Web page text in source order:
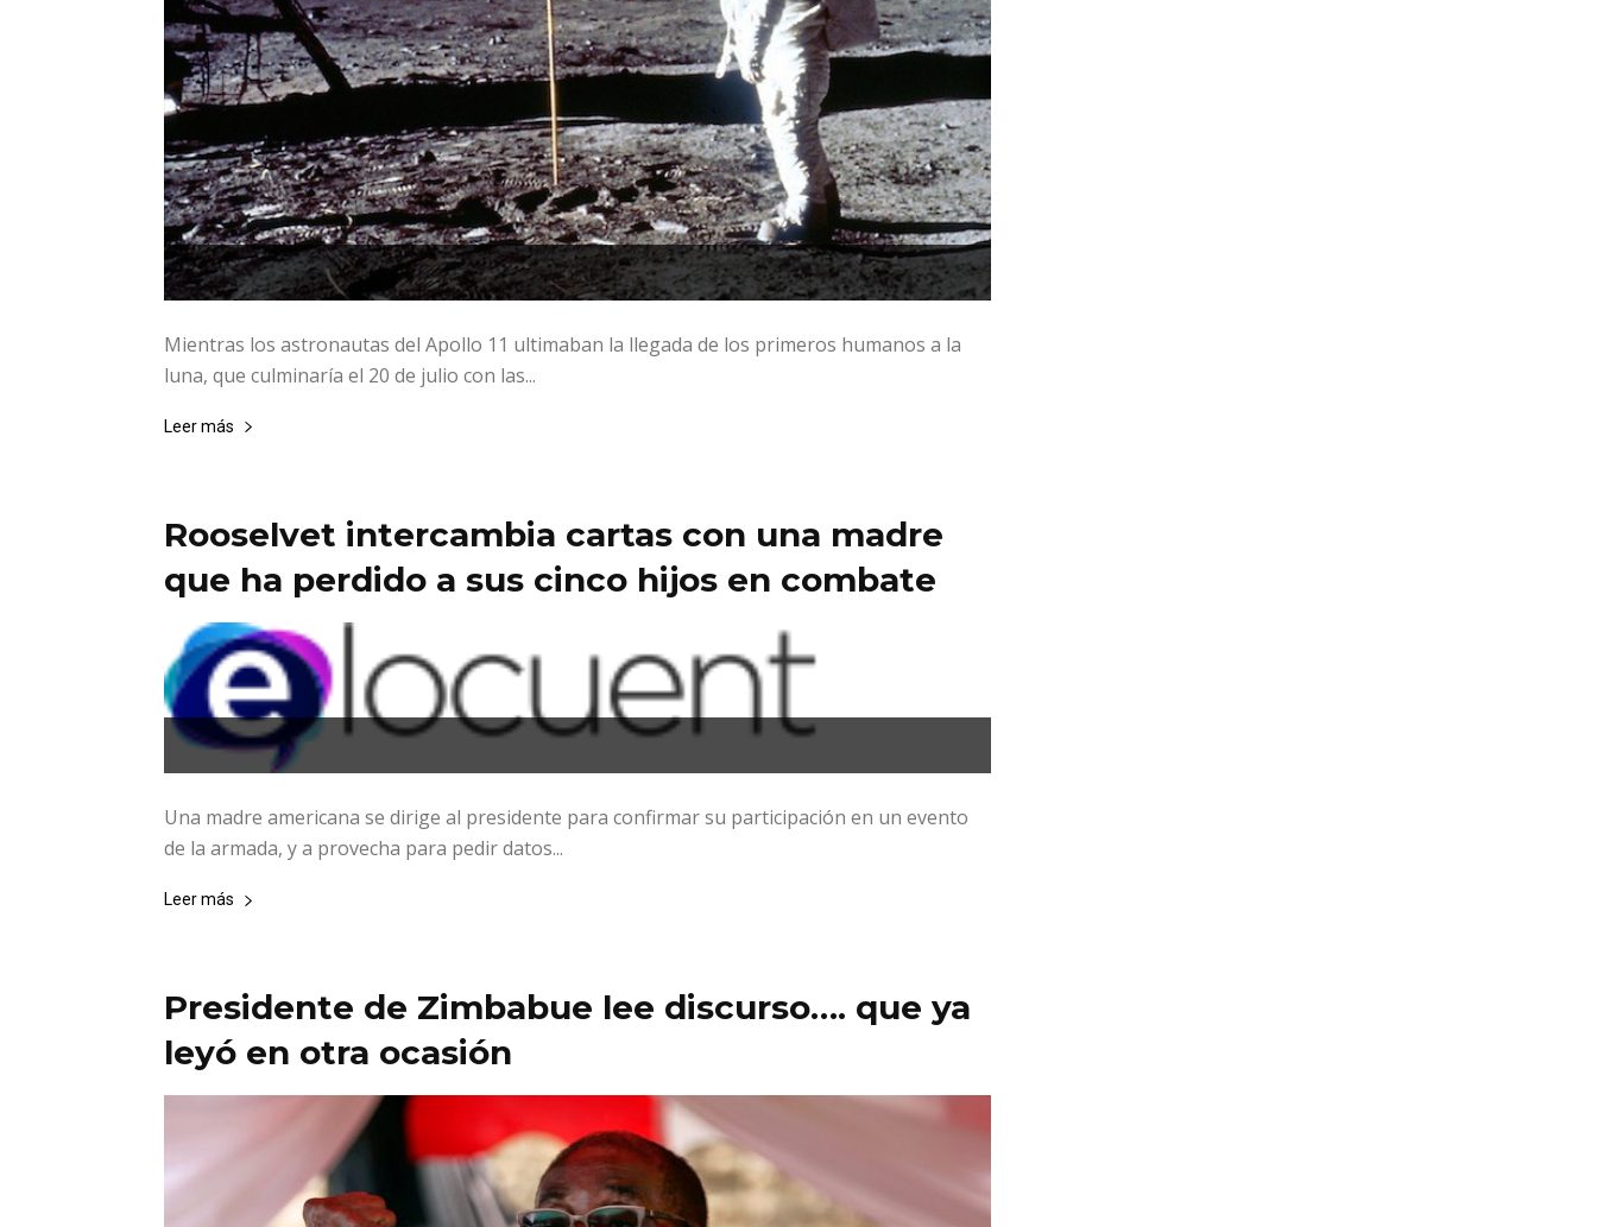
Mientras los astronautas del Apollo 11 ultimaban la llegada de los primeros humanos a la
luna, que culminaría el 20 de julio con las...
Leer más
Rooselvet intercambia cartas con una madre
que ha perdido a sus cinco hijos en combate
Una madre americana se dirige al presidente para confirmar su participación en un evento
de la armada, y a provecha para pedir datos...
Leer más
Presidente de Zimbabue lee discurso…. que ya
leyó en otra ocasión